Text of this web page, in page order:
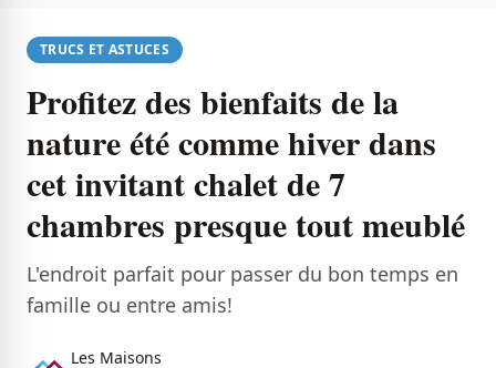
TRUCS ET ASTUCES
Profitez des bienfaits de la
nature été comme hiver dans
cet invitant chalet de 7
chambres presque tout meublé
L'endroit parfait pour passer du bon temps en
famille ou entre amis!
Les Maisons